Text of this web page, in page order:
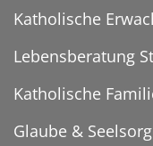
Katholische
Lebensberatung
Katholische
Glaube &